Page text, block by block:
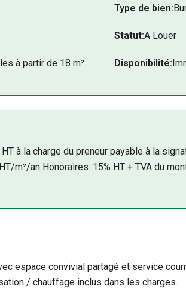
une start-up, un cabinet ou une société
à partir de 18 m²
Type de bien:
Statut:A Louer
Disponibilité:
à la charge du preneur payable à la
m²/an Honoraires: 15% HT + TVA du
espace convivial partagé et service
/ chauffage inclus dans les charges.